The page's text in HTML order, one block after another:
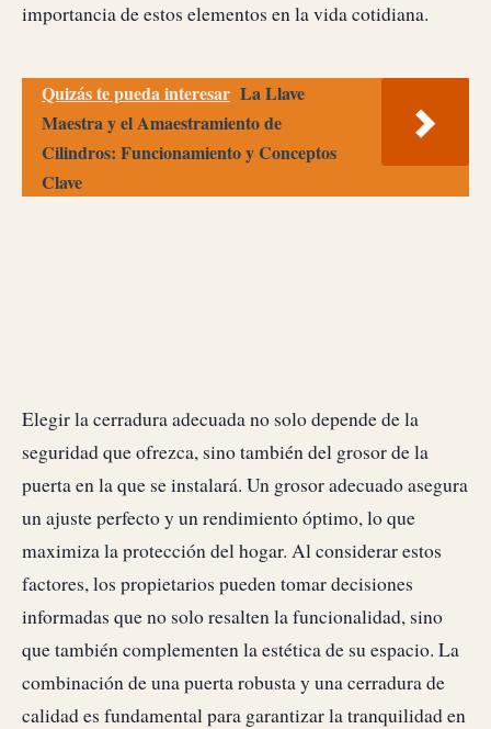
importancia de estos elementos en la vida cotidiana.
Quizás te pueda interesar La Llave
Maestra y el Amaestramiento de
Cilindros: Funcionamiento y Conceptos
Clave
Elegir la cerradura adecuada no solo depende de la
seguridad que ofrezca, sino también del grosor de la
puerta en la que se instalará. Un grosor adecuado asegura
un ajuste perfecto y un rendimiento óptimo, lo que
maximiza la protección del hogar. Al considerar estos
factores, los propietarios pueden tomar decisiones
informadas que no solo resalten la funcionalidad, sino
que también complementen la estética de su espacio. La
combinación de una puerta robusta y una cerradura de
calidad es fundamental para garantizar la tranquilidad en